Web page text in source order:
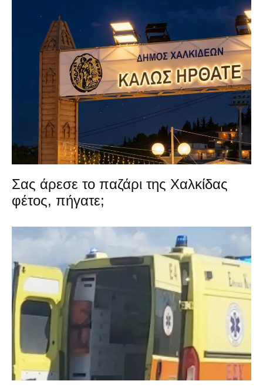
Σας άρεσε το παζάρι της Χαλκίδας
φέτος, πήγατε;